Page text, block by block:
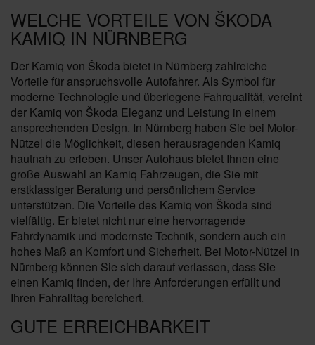
WELCHE VORTEILE VON ŠKODA
KAMIQ IN NÜRNBERG
Der Kamiq von Škoda bietet in Nürnberg zahlreiche
Vorteile für anspruchsvolle Autofahrer. Als Symbol für
moderne Technologie und überlegene Fahrqualität, vereint
der Kamiq von Škoda Eleganz und Leistung in einem
ansprechenden Design. In Nürnberg haben Sie bei Motor-
Nützel die Möglichkeit, diesen herausragenden Kamiq
hautnah zu erleben. Unser Autohaus bietet Ihnen eine
große Auswahl an Kamiq Fahrzeugen, die Sie mit
erstklassiger Beratung und persönlichem Service
unterstützen. Die Vorteile des Kamiq von Škoda sind
vielfältig. Er bietet nicht nur eine hervorragende
Fahrdynamik und modernste Technik, sondern auch ein
hohes Maß an Komfort und Sicherheit. Bei Motor-Nützel in
Nürnberg können Sie sich darauf verlassen, dass Sie
einen Kamiq finden, der Ihre Anforderungen erfüllt und
Ihren Fahralltag bereichert.
GUTE ERREICHBARKEIT